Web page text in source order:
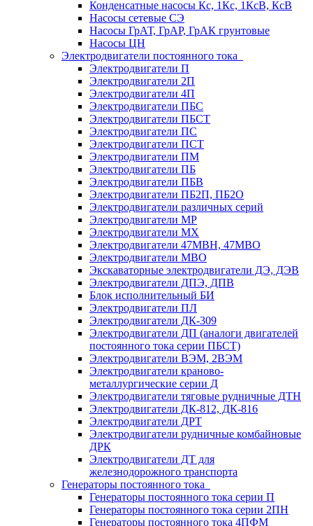
Конденсатные насосы Кс, 1Кс, 1КсВ, КсВ
Насосы сетевые СЭ
Насосы ГрАТ, ГрАР, ГрАК грунтовые
Насосы ЦН
Электродвигатели постоянного тока
Электродвигатели П
Электродвигатели 2П
Электродвигатели 4П
Электродвигатели ПБС
Электродвигатели ПБСТ
Электродвигатели ПС
Электродвигатели ПСТ
Электродвигатели ПМ
Электродвигатели ПБ
Электродвигатели ПБВ
Электродвигатели ПБ2П, ПБ2О
Электродвигатели различных серий
Электродвигатели МР
Электродвигатели MX
Электродвигатели 47MBH, 47МВО
Электродвигатели MBO
Экскаваторные электродвигатели ДЭ, ДЭВ
Электродвигатели ДПЭ, ДПВ
Блок исполнительный БИ
Электродвигатели ПЛ
Электродвигатели ДК-309
Электродвигатели ДП (аналоги двигателей
постоянного тока серии ПБСТ)
Электродвигатели ВЭМ, 2ВЭМ
Электродвигатели краново-
металлургические серии Д
Электродвигатели тяговые рудничные ДТН
Электродвигатели ДК-812, ДК-816
Электродвигатели ДРТ
Электродвигатели рудничные комбайновые
ДРК
Электродвигатели ДТ для
железнодорожного транспорта
Генераторы постоянного тока
Генераторы постоянного тока серии П
Генераторы постоянного тока серии 2ПН
Генераторы постоянного тока 4ПФМ